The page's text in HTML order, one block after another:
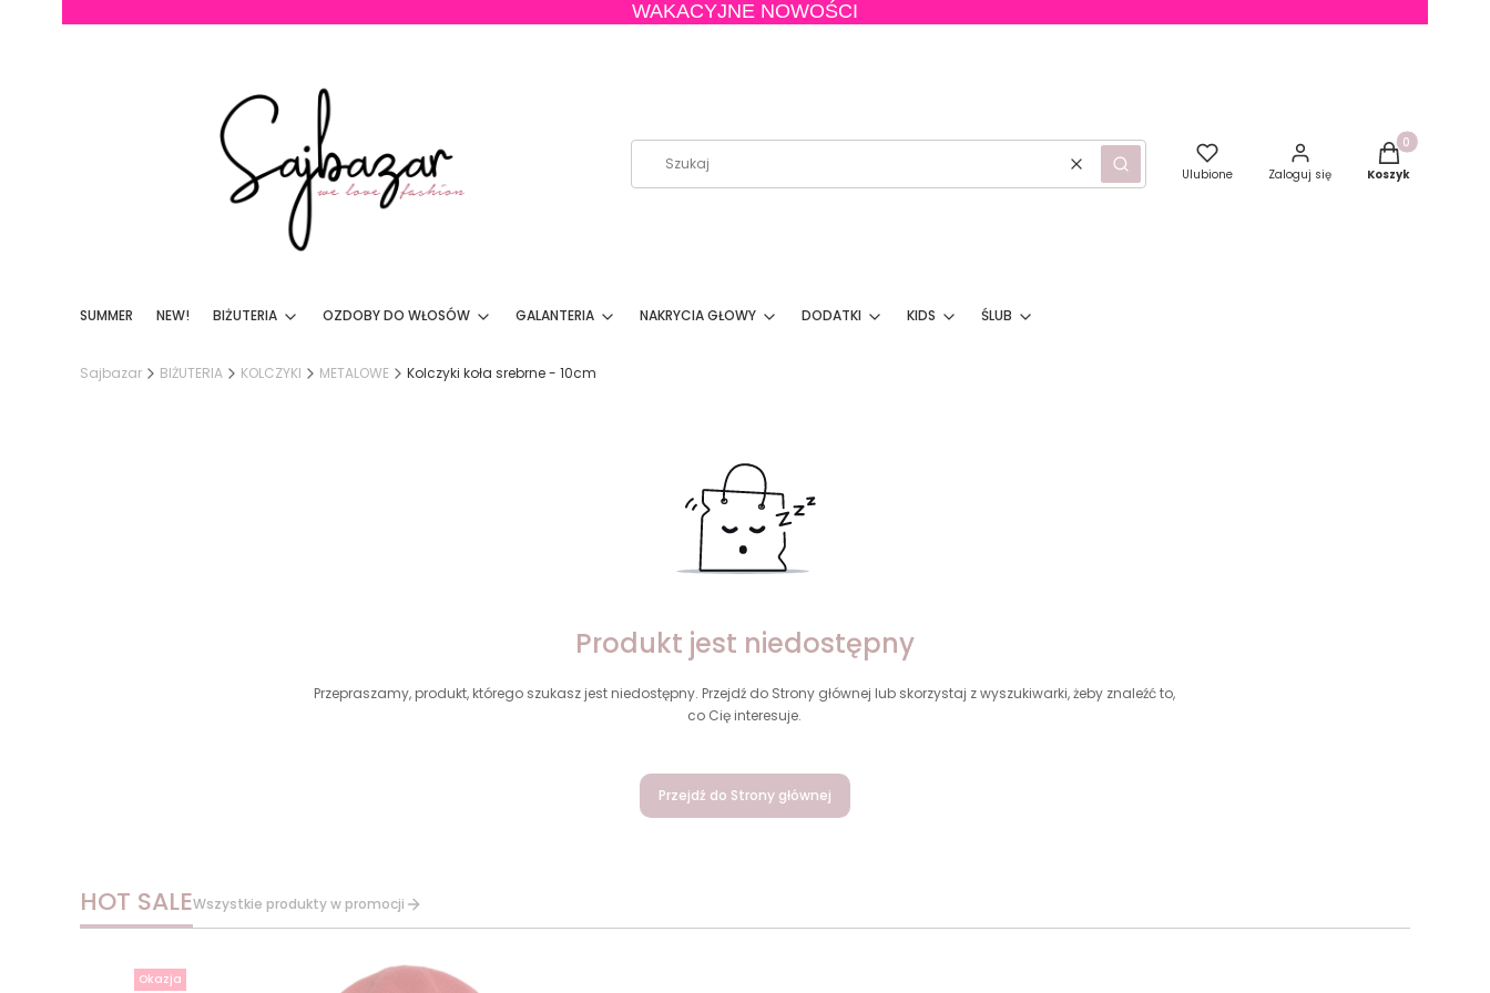
WAKACYJNE NOWOŚCI
WyczyśćSzukaj Ulubione Zaloguj się
Produkty w
Koszyk
SUMMER NEW! BIŻUTERIA OZDOBY DO WŁOSÓW GALANTERIA NAKRYCIA GŁOWY DODATKI KIDS ŚLUB
Sajbazar BIŻUTERIA KOLCZYKI METALOWE Kolczyki koła srebrne - 10cm
Produkt jest niedostępny
Przepraszamy, produkt, którego szukasz jest niedostępny. Przejdź do Strony głównej lub skorzystaj z wyszukiwarki, żeby znaleźć to,
co Cię interesuje.
Przejdź do Strony głównej
HOT SALEWszystkie produkty w promocji
Okazja